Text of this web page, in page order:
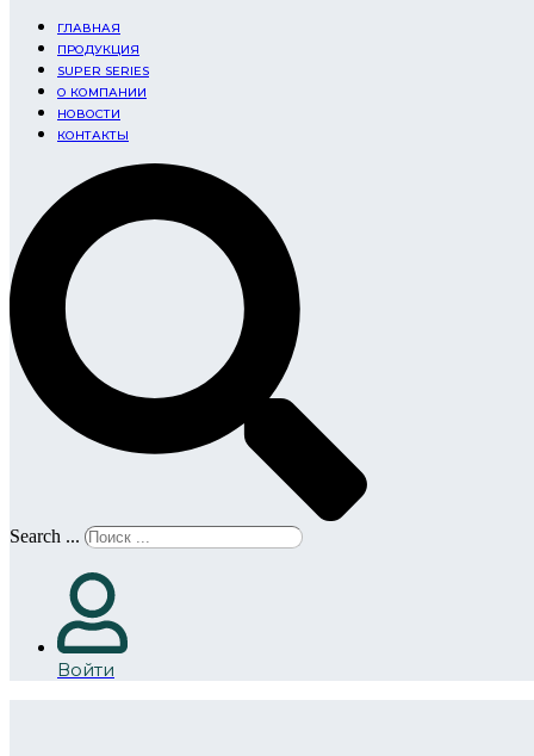
ГЛАВНАЯ
ПРОДУКЦИЯ
SUPER SERIES
О КОМПАНИИ
НОВОСТИ
КОНТАКТЫ
Search ...
Войти